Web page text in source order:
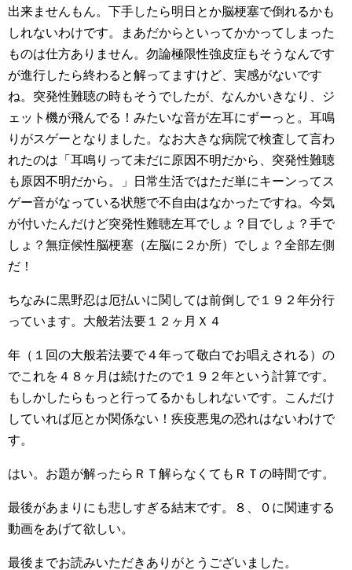
出来ませんもん。下手したら明日とか脳梗塞で倒れるかも
しれないわけです。まあだからといってかかってしまった
ものは仕方ありません。勿論極限性強皮症もそうなんです
が進行したら終わると解ってますけど、実感がないです
ね。突発性難聴の時もそうでしたが、なんかいきなり、ジ
ェット機が飛んでる！みたいな音が左耳にずーっと。耳鳴
りがスゲーとなりました。なお大きな病院で検査して言わ
れたのは「耳鳴りって未だに原因不明だから、突発性難聴
も原因不明だから。」日常生活ではただ単にキーンってス
ゲー音がなっている状態で不自由はなかったですね。今気
が付いたんだけど突発性難聴左耳でしょ？目でしょ？手で
しょ？無症候性脳梗塞（左脳に２か所）でしょ？全部左側
だ！
ちなみに黒野忍は厄払いに関しては前倒しで１９２年分行
っています。大般若法要１２ヶ月Ｘ４
年（１回の大般若法要で４年って敬白でお唱えされる）の
でこれを４８ヶ月は続けたので１９２年という計算です。
もしかしたらもっと行ってるかもしれないです。こんだけ
していれば厄とか関係ない！疾疫悪鬼の恐れはないわけで
す。
はい。お題が解ったらＲＴ解らなくてもＲＴの時間です。
最後があまりにも悲しすぎる結末です。８、０に関連する
動画をあげて欲しい。
最後までお読みいただきありがとうございました。